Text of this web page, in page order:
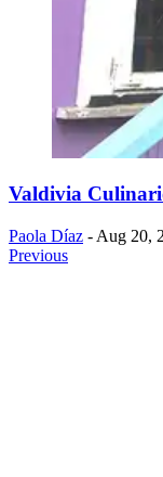
Valdivia
Paola Díaz - Aug 20,
Previous